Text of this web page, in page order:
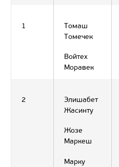
1
Томаш
Томечек
Войтех
Моравек
2
Элишабет
Жасинту
Жозе
Маркеш
Марку